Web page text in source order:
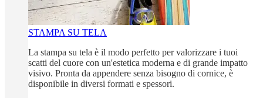
STAMPA SU TELA
La stampa su tela è il modo perfetto per valorizzare i tuoi
scatti del cuore con un'estetica moderna e di grande impatto
visivo. Pronta da appendere senza bisogno di cornice, è
disponibile in diversi formati e spessori.